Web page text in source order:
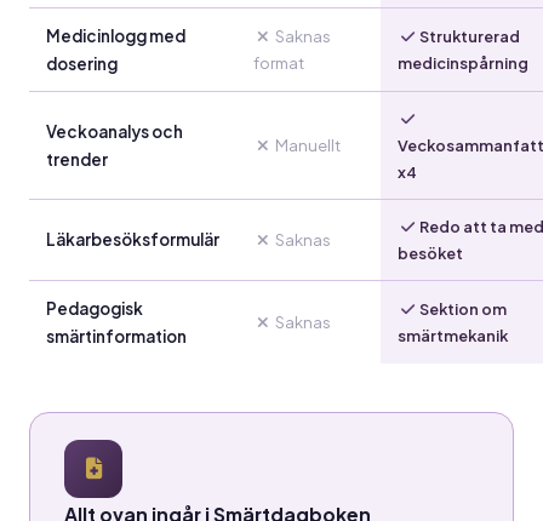
Medicinlogg med
dosering
Saknas
format
Strukturerad
medicinspårning
Veckoanalys och
trender
Manuellt
x4
Läkarbesöksformulär Saknas
Redo att ta
besöket
Pedagogisk
smärtinformation
Saknas
Sektion om
smärtmekanik
Allt ovan ingår i Smärtdagboken